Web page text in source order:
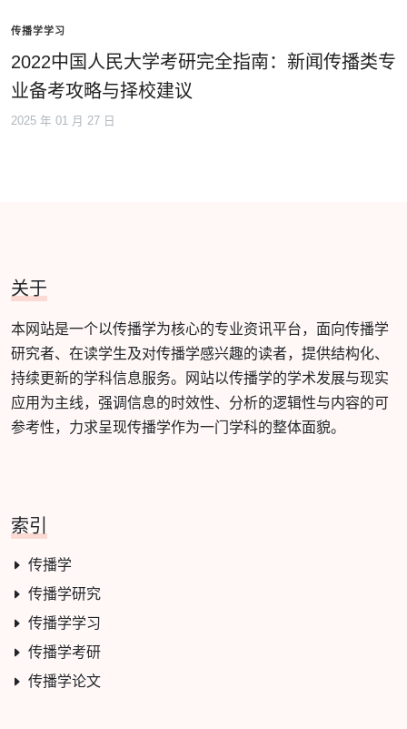
传播学学习
2022中国人民大学考研完全指南：新闻传播类专
业备考攻略与择校建议
2025 年 01 月 27 日
关于
本网站是一个以传播学为核心的专业资讯平台，面向传播学
研究者、在读学生及对传播学感兴趣的读者，提供结构化、
持续更新的学科信息服务。网站以传播学的学术发展与现实
应用为主线，强调信息的时效性、分析的逻辑性与内容的可
参考性，力求呈现传播学作为一门学科的整体面貌。
索引
传播学
传播学研究
传播学学习
传播学考研
传播学论文